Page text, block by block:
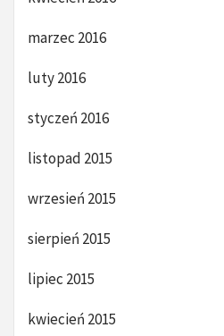
marzec 2016
luty 2016
styczeń 2016
listopad 2015
wrzesień 2015
sierpień 2015
lipiec 2015
kwiecień 2015